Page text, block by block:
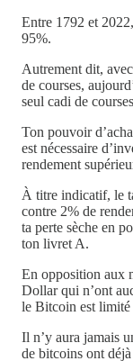
Entre 1792 et
95%.
Autrement dit,
de courses,
seul cadi de
Ton pouvoir
est nécessaire
rendement
À titre indicatif, le
contre 2% de
ta perte sèche en
ton livret A.
En opposition aux
Dollar qui n’ont
le Bitcoin est limité
Il n’y aura jamais
de bitcoins ont déjà